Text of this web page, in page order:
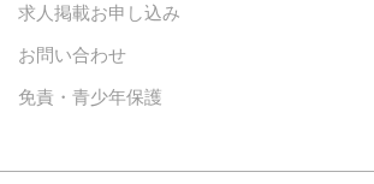
求人掲載お申し込み
お問い合わせ
免責・青少年保護